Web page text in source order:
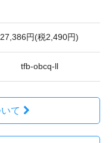
27,386円(税2,490円)
tfb-obcq-ll
て